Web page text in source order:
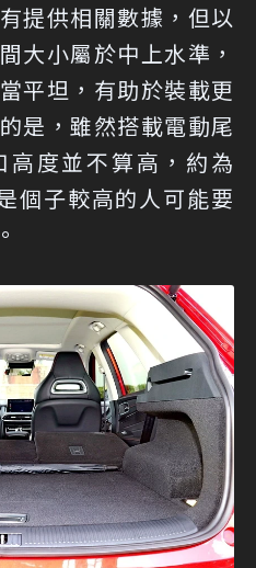
提供相關數據，但以
大小屬於中上水準，
平坦，有助於裝載更
是，雖然搭載電動尾
度並不算高，約為
個子較高的人可能要